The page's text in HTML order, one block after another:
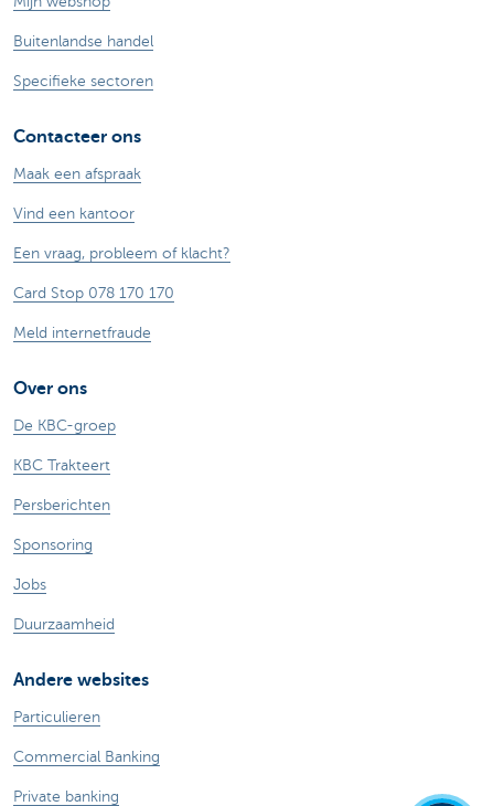
Buitenlandse handel
Specifieke sectoren
Contacteer ons
Maak een afspraak
Vind een kantoor
Een vraag, probleem of klacht?
Card Stop 078 170 170
Meld internetfraude
Over ons
De KBC-groep
KBC Trakteert
Persberichten
Sponsoring
Jobs
Duurzaamheid
Andere websites
Particulieren
Commercial Banking
Private banking